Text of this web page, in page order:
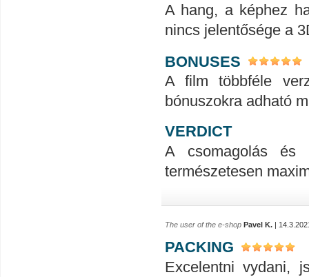
A hang, a képhez
nincs jelentősége a
BONUSES
A film többféle
bónuszokra adható
VERDICT
A csomagolás és
természetesen
The user of the e-shop Pavel K. |
PACKING
Excelentni vydani,